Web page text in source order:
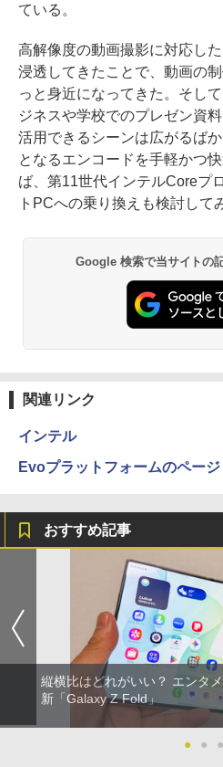
ている。
高解像度の動画撮影に対応し
浸透してきたことで、動画の
っと身近になってきた。そし
ジネスや学校でのプレゼン資
活用できるシーンは広がるば
となるエンコードを手軽かつ
ば、第11世代インテルCoreプ
トPCへの乗り換えも検討して
Google 検索で当サイトの
関連リンク
インテル
Evoプラットフォームのページ
おすすめ記事
縦横比はどれがいい？ エンタ
新「Galaxy Z Fold」
● ● ●